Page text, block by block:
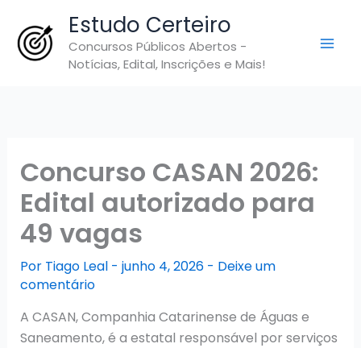
para
Estudo Certeiro
Concursos Públicos Abertos -
Notícias, Edital, Inscrições e Mais!
Concurso CASAN 2026:
Edital autorizado para
49 vagas
Por Tiago Leal - junho 4, 2026 - Deixe um
comentário
A CASAN, Companhia Catarinense de Águas e
Saneamento, é a estatal responsável por serviços